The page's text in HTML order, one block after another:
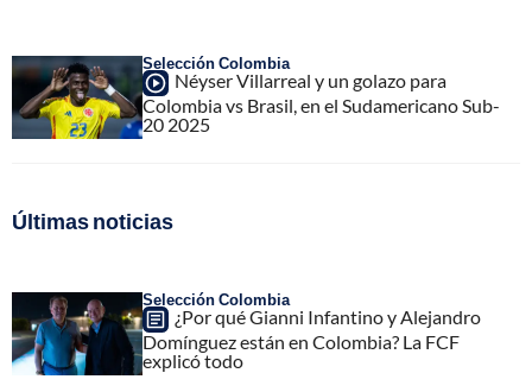
Selección Colombia
Néyser Villarreal y un golazo para
Colombia vs Brasil, en el Sudamericano Sub-
20 2025
Últimas noticias
Selección Colombia
¿Por qué Gianni Infantino y Alejandro
Domínguez están en Colombia? La FCF
explicó todo